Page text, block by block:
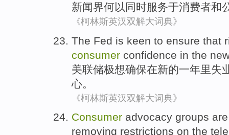
新闻界何以同时服务于消费者和
《柯林斯英汉双解大词典》
The Fed is keen to ensure that
consumer confidence in the
美联储极想确保在新的一年里失
心。
《柯林斯英汉双解大词典》
Consumer advocacy groups
removing restrictions on the